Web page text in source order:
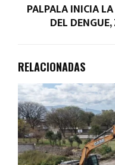
PALPALA INICIA
DEL
RELACIONADAS